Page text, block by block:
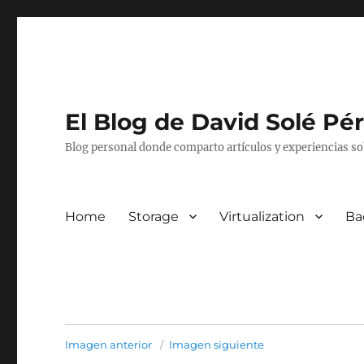
El Blog de David Solé
Blog personal donde comparto artículos y experiencias
Home Storage Virtualization
Imagen anterior Imagen siguiente